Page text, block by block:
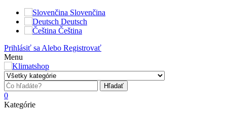
Slovenčina
Deutsch
Čeština
Prihlásiť sa Alebo Registrovať
Menu
Hľadať
0
Kategórie